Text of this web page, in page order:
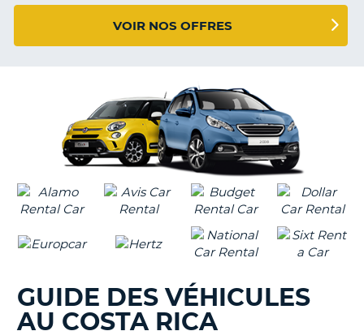
VOIR NOS OFFRES
GUIDE DES VÉHICULES
AU COSTA RICA